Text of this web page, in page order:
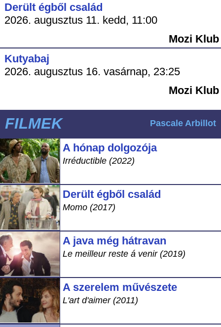
Derült égből család
2026. augusztus 11. kedd, 11:00
Mozi Klub
Kutyabaj
2026. augusztus 16. vasárnap, 23:25
Mozi Klub
FILMEK Pascale Arbillot
A hónap dolgozója
Irréductible (2022)
Derült égből család
Momo (2017)
A java még hátravan
Le meilleur reste á venir (2019)
A szerelem művészete
L'art d'aimer (2011)